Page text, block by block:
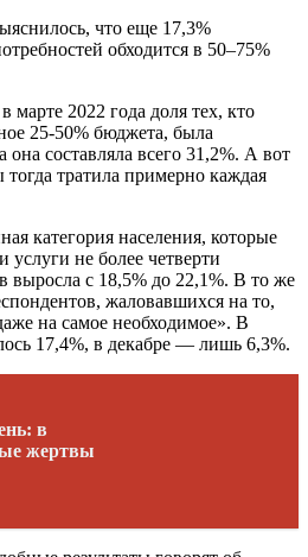
что еще 17,3%
обходится в 50–75%
марте 2022 года доля тех, кто
25-50% бюджета, была
она составляла всего 31,2%. А вот
тратила примерно каждая
категория населения, которые
услуги не более четверти
выросла с 18,5% до 22,1%. В то же
жаловавшихся на то,
на самое необходимое». В
17,4%, в декабре — лишь 6,3%.
в
жертвы